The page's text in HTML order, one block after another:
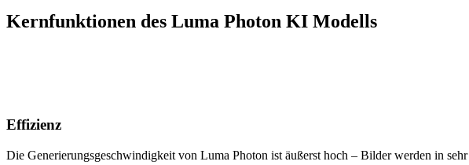
Kernfunktionen des Luma Photon KI Modells
Effizienz
Die Generierungsgeschwindigkeit von Luma Photon ist äußerst hoch – Bilder werden in